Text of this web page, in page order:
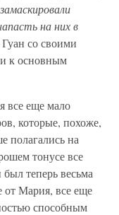
на них в
со своими
к основным
все еще мало
которые, похоже,
полагались на
тонусе все
теперь весьма
Мария, все еще
способным